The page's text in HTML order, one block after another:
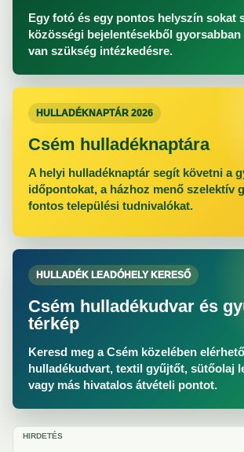
Egy fotó és egy pontos helyszín sokat
közösségi bejelentésekből
van szükség intézkedésre.
HULLADÉKNAPTÁR 2026
Csém hulladéknaptára
A helyi hulladéknaptár segít követni a
időpontokat, a házhoz menő szelektív
fontos települési tudnivalókat.
HULLADÉK LEADÓHELY KERESŐ
Csém hulladékudvar és
térkép
Keresd meg a Csém közelében elérhető
hulladékudvart, textil gyűjtőt, sütőolaj
vagy más hivatalos átvételi pontot.
HIRDETÉS